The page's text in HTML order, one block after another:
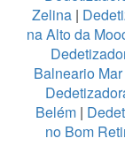
Zelina|
na Alto da
Balneario
Belém|
no Bom